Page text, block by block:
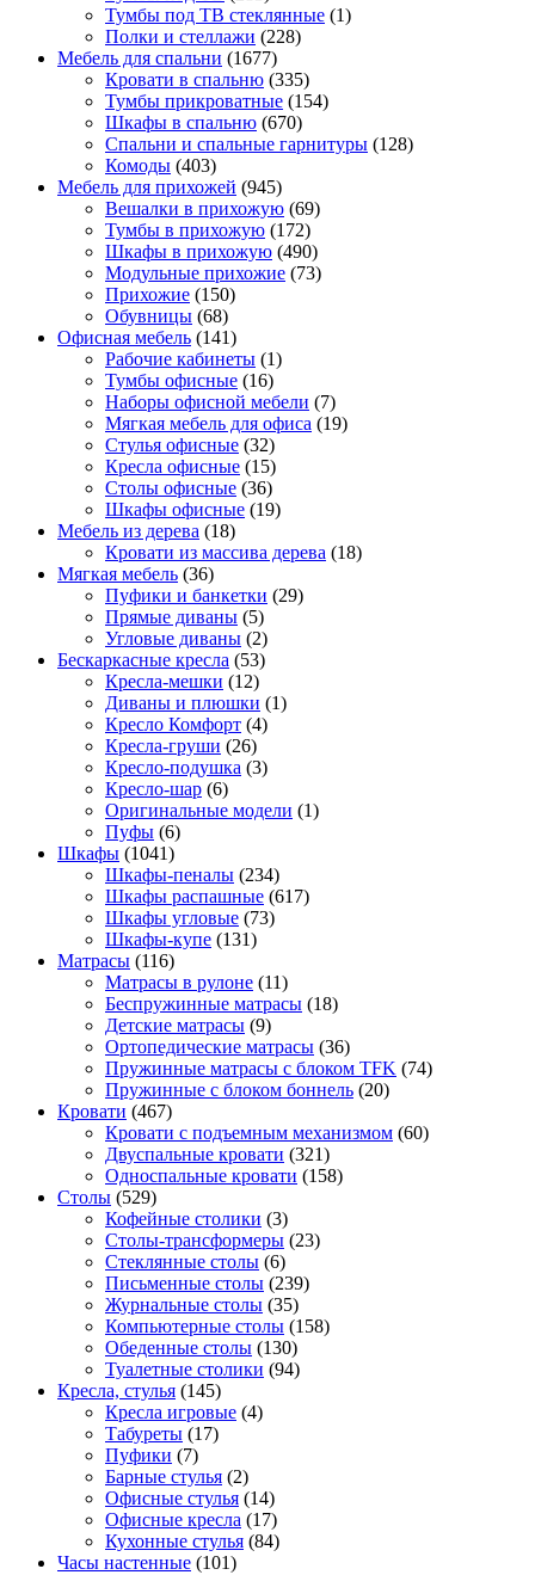
Тумбы под ТВ стеклянные (1)
Полки и стеллажи (228)
Мебель для спальни (1677)
Кровати в спальню (335)
Тумбы прикроватные (154)
Шкафы в спальню (670)
Спальни и спальные гарнитуры (128)
Комоды (403)
Мебель для прихожей (945)
Вешалки в прихожую (69)
Тумбы в прихожую (172)
Шкафы в прихожую (490)
Модульные прихожие (73)
Прихожие (150)
Обувницы (68)
Офисная мебель (141)
Рабочие кабинеты (1)
Тумбы офисные (16)
Наборы офисной мебели (7)
Мягкая мебель для офиса (19)
Стулья офисные (32)
Кресла офисные (15)
Столы офисные (36)
Шкафы офисные (19)
Мебель из дерева (18)
Кровати из массива дерева (18)
Мягкая мебель (36)
Пуфики и банкетки (29)
Прямые диваны (5)
Угловые диваны (2)
Бескаркасные кресла (53)
Кресла-мешки (12)
Диваны и плюшки (1)
Кресло Комфорт (4)
Кресла-груши (26)
Кресло-подушка (3)
Кресло-шар (6)
Оригинальные модели (1)
Пуфы (6)
Шкафы (1041)
Шкафы-пеналы (234)
Шкафы распашные (617)
Шкафы угловые (73)
Шкафы-купе (131)
Матрасы (116)
Матрасы в рулоне (11)
Беспружинные матрасы (18)
Детские матрасы (9)
Ортопедические матрасы (36)
Пружинные матрасы с блоком TFK (74)
Пружинные с блоком боннель (20)
Кровати (467)
Кровати с подъемным механизмом (60)
Двуспальные кровати (321)
Односпальные кровати (158)
Столы (529)
Кофейные столики (3)
Столы-трансформеры (23)
Стеклянные столы (6)
Письменные столы (239)
Журнальные столы (35)
Компьютерные столы (158)
Обеденные столы (130)
Туалетные столики (94)
Кресла, стулья (145)
Кресла игровые (4)
Табуреты (17)
Пуфики (7)
Барные стулья (2)
Офисные стулья (14)
Офисные кресла (17)
Кухонные стулья (84)
Часы настенные (101)